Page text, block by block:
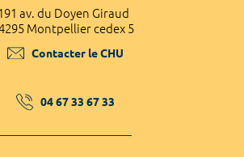
av. du Doyen Giraud
Montpellier cedex 5
Contacter le CHU
04 67 33 67 33